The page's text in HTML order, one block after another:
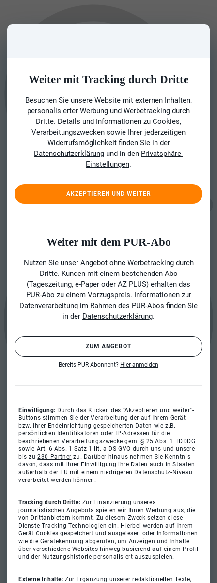
Weiter mit Tracking durch Dritte
Besuchen Sie unsere Website mit externen Inhalten,
personalisierter Werbung und Werbetracking durch
Dritte. Details und Informationen zu Cookies,
Verarbeitungszwecken sowie Ihrer jederzeitigen
Widerrufsmöglichkeit finden Sie in der
Datenschutzerklärung und in den Privatsphäre-
Einstellungen.
AKZEPTIEREN UND WEITER
Weiter mit dem PUR-Abo
Nutzen Sie unser Angebot ohne Werbetracking durch
Dritte. Kunden mit einem bestehenden Abo
(Tageszeitung, e-Paper oder AZ PLUS) erhalten das
PUR-Abo zu einem Vorzugspreis. Informationen zur
Datenverarbeitung im Rahmen des PUR-Abos finden Sie
in der Datenschutzerklärung.
ZUM ANGEBOT
Bereits PUR-Abonnent? Hier anmelden
Einwilligung: Durch das Klicken des "Akzeptieren und weiter"-
Buttons stimmen Sie der Verarbeitung der auf Ihrem Gerät
bzw. Ihrer Endeinrichtung gespeicherten Daten wie z.B.
persönlichen Identifikatoren oder IP-Adressen für die
beschriebenen Verarbeitungszwecke gem. § 25 Abs. 1 TDDDG
sowie Art. 6 Abs. 1 Satz 1 lit. a DS-GVO durch uns und unsere
bis zu230 Partner zu. Darüber hinaus nehmen Sie Kenntnis
davon, dass mit ihrer Einwilligung ihre Daten auch in Staaten
außerhalb der EU mit einem niedrigeren Datenschutz-Niveau
verarbeitet werden können.
Tracking durch Dritte: Zur Finanzierung unseres
journalistischen Angebots spielen wir Ihnen Werbung aus, die
von Drittanbietern kommt. Zu diesem Zweck setzen diese
Dienste Tracking-Technologien ein. Hierbei werden auf Ihrem
Gerät Cookies gespeichert und ausgelesen oder Informationen
wie die Gerätekennung abgerufen, um Anzeigen und Inhalte
über verschiedene Websites hinweg basierend auf einem Profil
und der Nutzungshistorie personalisiert auszuspielen.
Externe Inhalte:Zur Ergänzung unserer redaktionellen Texte,